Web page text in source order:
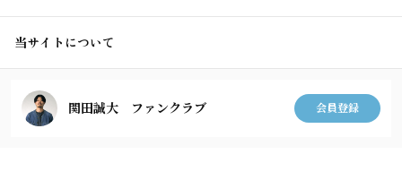
当サイトについて
関田誠大 ファンクラブ 会員登録